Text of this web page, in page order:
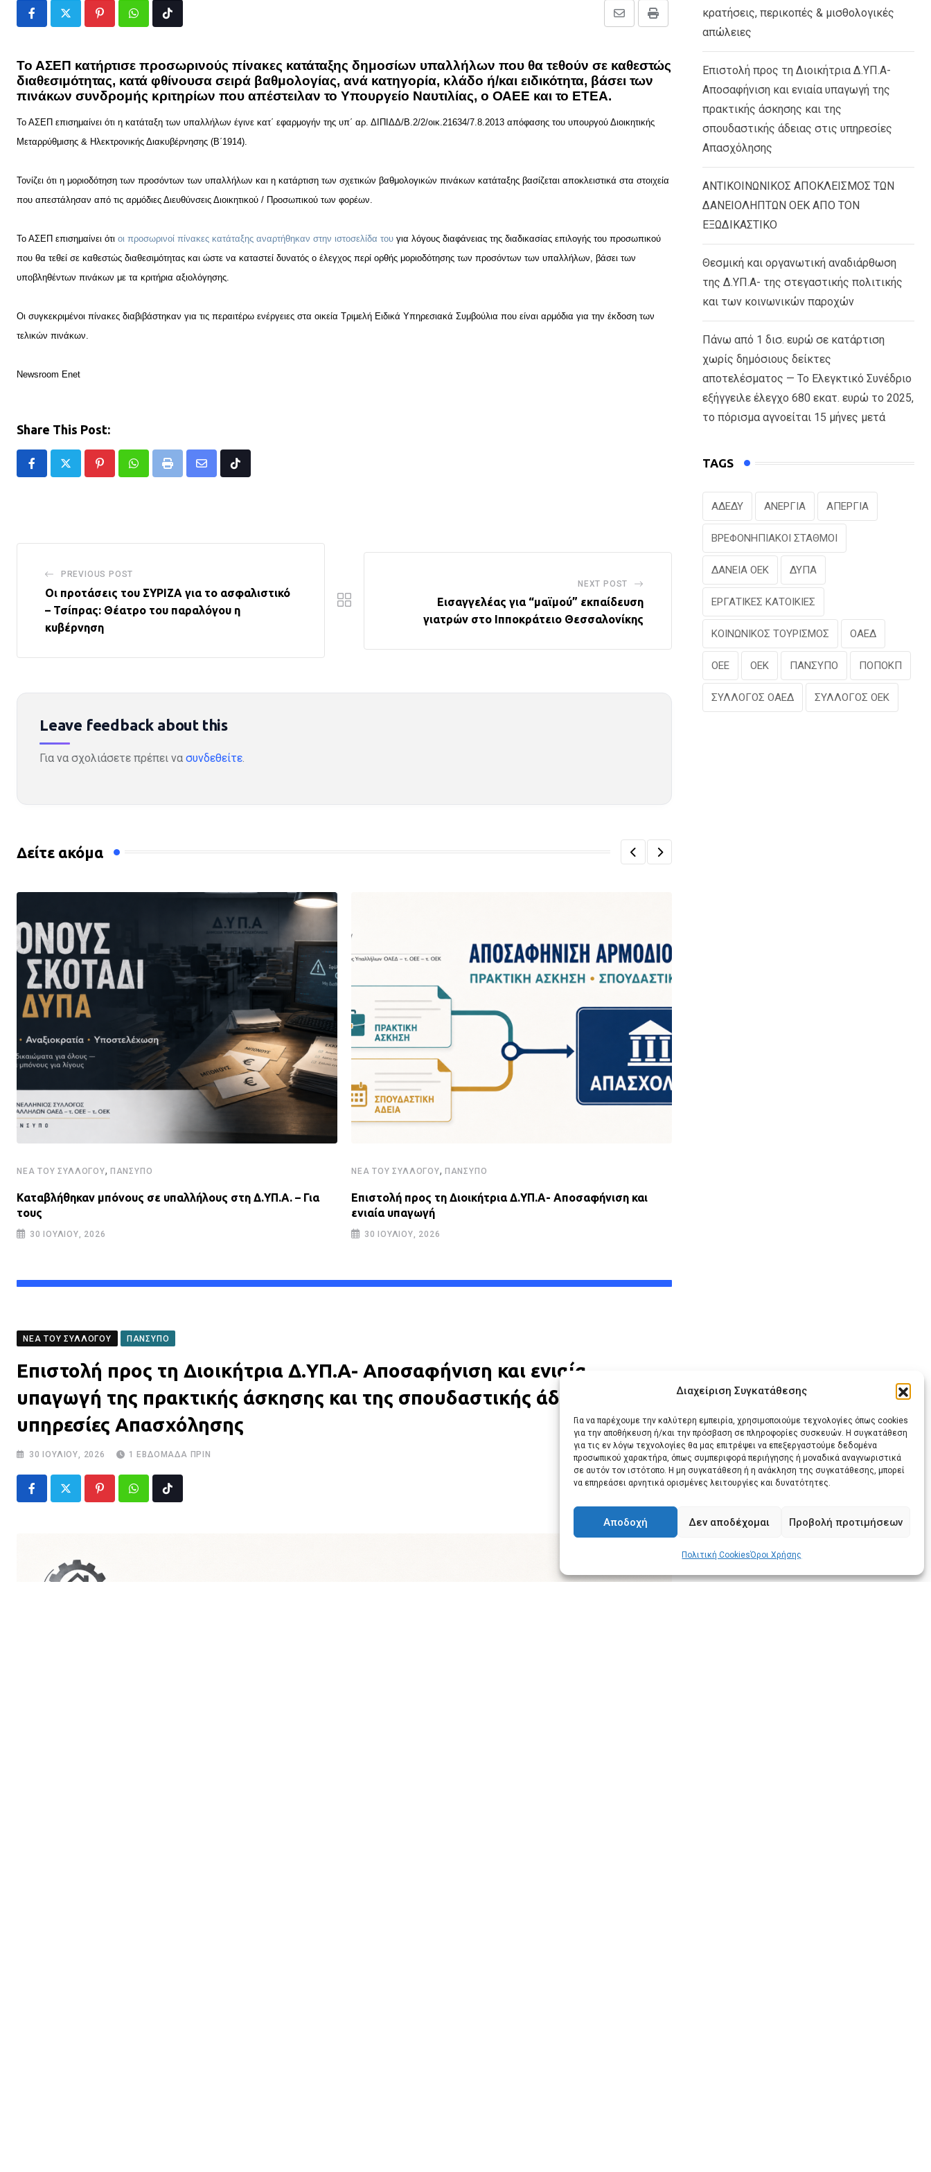
Διαχείριση Συγκατάθεσης
Για να παρέχουμε την καλύτερη εμπειρία, χρησιμοποιούμε τεχνολογίες όπως cookies
για την αποθήκευση ή/και την πρόσβαση σε πληροφορίες συσκευών. Η συγκατάθεση
για τις εν λόγω τεχνολογίες θα μας επιτρέψει να επεξεργαστούμε δεδομένα
προσωπικού χαρακτήρα, όπως συμπεριφορά περιήγησης ή μοναδικά αναγνωριστικά
σε αυτόν τον ιστότοπο. Η μη συγκατάθεση ή η ανάκληση της συγκατάθεσης, μπορεί
να επηρεάσει αρνητικά ορισμένες λειτουργίες και δυνατότητες.
Αποδοχή Δεν αποδέχομαι Προβολή προτιμήσεων
Πολιτική CookiesΌροι Χρήσης
PinterestWhatsapp Print
Share
Email
Tiktok
Το ΑΣΕΠ κατήρτισε προσωρινούς πίνακες κατάταξης δημοσίων υπαλλήλων που θα τεθούν σε καθεστώς
διαθεσιμότητας, κατά φθίνουσα σειρά βαθμολογίας, ανά κατηγορία, κλάδο ή/και ειδικότητα, βάσει των
πινάκων συνδρομής κριτηρίων που απέστειλαν το Υπουργείο Ναυτιλίας, ο ΟΑΕΕ και το ΕΤΕΑ.
Το ΑΣΕΠ επισημαίνει ότι η κατάταξη των υπαλλήλων έγινε κατ΄ εφαρμογήν της υπ΄ αρ. ΔΙΠΙΔΔ/Β.2/2/οικ.21634/7.8.2013 απόφασης του υπουργού Διοικητικής
Μεταρρύθμισης & Ηλεκτρονικής Διακυβέρνησης (Β΄1914).
Τονίζει ότι η μοριοδότηση των προσόντων των υπαλλήλων και η κατάρτιση των σχετικών βαθμολογικών πινάκων κατάταξης βασίζεται αποκλειστικά στα στοιχεία
που απεστάλησαν από τις αρμόδιες Διευθύνσεις Διοικητικού / Προσωπικού των φορέων.
Το ΑΣΕΠ επισημαίνει ότι οι προσωρινοί πίνακες κατάταξης αναρτήθηκαν στην ιστοσελίδα του για λόγους διαφάνειας της διαδικασίας επιλογής του προσωπικού
που θα τεθεί σε καθεστώς διαθεσιμότητας και ώστε να καταστεί δυνατός ο έλεγχος περί ορθής μοριοδότησης των προσόντων των υπαλλήλων, βάσει των
υποβληθέντων πινάκων με τα κριτήρια αξιολόγησης.
Οι συγκεκριμένοι πίνακες διαβιβάστηκαν για τις περαιτέρω ενέργειες στα οικεία Τριμελή Ειδικά Υπηρεσιακά Συμβούλια που είναι αρμόδια για την έκδοση των
τελικών πινάκων.
Newsroom Enet
Share This Post:
PinterestWhatsappPrint
Share
Tiktok
PREVIOUS POST
Οι προτάσεις του ΣΥΡΙΖΑ για το ασφαλιστικό
– Τσίπρας: Θέατρο του παραλόγου η
κυβέρνηση
NEXT POST
Εισαγγελέας για “μαϊμού” εκπαίδευση
γιατρών στο Ιπποκράτειο Θεσσαλονίκης
Leave feedback about this
Για να σχολιάσετε πρέπει να συνδεθείτε.
Δείτε ακόμα
ΝΈΑ ΤΟΥ ΣΥΛΛΌΓΟΥ, ΠΑΝΣΥΠΟ
Καταβλήθηκαν μπόνους σε υπαλλήλους στη Δ.ΥΠ.Α. – Για
τους
30 ΙΟΥΛΊΟΥ, 2026
ΝΈΑ ΤΟΥ ΣΥΛΛΌΓΟΥ, ΠΑΝΣΥΠΟ
Επιστολή προς τη Διοικήτρια Δ.ΥΠ.Α- Αποσαφήνιση και
ενιαία υπαγωγή
30 ΙΟΥΛΊΟΥ, 2026
ΝΈΑ ΤΟΥ ΣΥΛΛΌΓΟΥ ΠΑΝΣΥΠΟ
Επιστολή προς τη Διοικήτρια Δ.ΥΠ.Α- Αποσαφήνιση και ενιαία
υπαγωγή της πρακτικής άσκησης και της σπουδαστικής άδειας στις
υπηρεσίες Απασχόλησης
30 ΙΟΥΛΊΟΥ, 2026 1 ΕΒΔΟΜΆΔΑ ΠΡΙΝ
PinterestWhatsapp
via
Email
Tiktok
κρατήσεις, περικοπές & μισθολογικές
απώλειες
Επιστολή προς τη Διοικήτρια Δ.ΥΠ.Α-
Αποσαφήνιση και ενιαία υπαγωγή της
πρακτικής άσκησης και της
σπουδαστικής άδειας στις υπηρεσίες
Απασχόλησης
ΑΝΤΙΚΟΙΝΩΝΙΚΟΣ ΑΠΟΚΛΕΙΣΜΟΣ ΤΩΝ
ΔΑΝΕΙΟΛΗΠΤΩΝ ΟΕΚ ΑΠΟ ΤΟΝ
ΕΞΩΔΙΚΑΣΤΙΚΟ
Θεσμική και οργανωτική αναδιάρθωση
της Δ.ΥΠ.Α- της στεγαστικής πολιτικής
και των κοινωνικών παροχών
Πάνω από 1 δισ. ευρώ σε κατάρτιση
χωρίς δημόσιους δείκτες
αποτελέσματος — Το Ελεγκτικό Συνέδριο
εξήγγειλε έλεγχο 680 εκατ. ευρώ το 2025,
το πόρισμα αγνοείται 15 μήνες μετά
TAGS
ΑΔΕΔΥ ΑΝΕΡΓΙΑ ΑΠΕΡΓΙΑ
ΒΡΕΦΟΝΗΠΙΑΚΟΙ ΣΤΑΘΜΟΙ
ΔΑΝΕΙΑ ΟΕΚ ΔΥΠΑ
ΕΡΓΑΤΙΚΕΣ ΚΑΤΟΙΚΙΕΣ
ΚΟΙΝΩΝΙΚΟΣ ΤΟΥΡΙΣΜΟΣ ΟΑΕΔ
ΟΕΕ ΟΕΚ ΠΑΝΣΥΠΟ ΠΟΠΟΚΠ
ΣΥΛΛΟΓΟΣ ΟΑΕΔ ΣΥΛΛΟΓΟΣ ΟΕΚ